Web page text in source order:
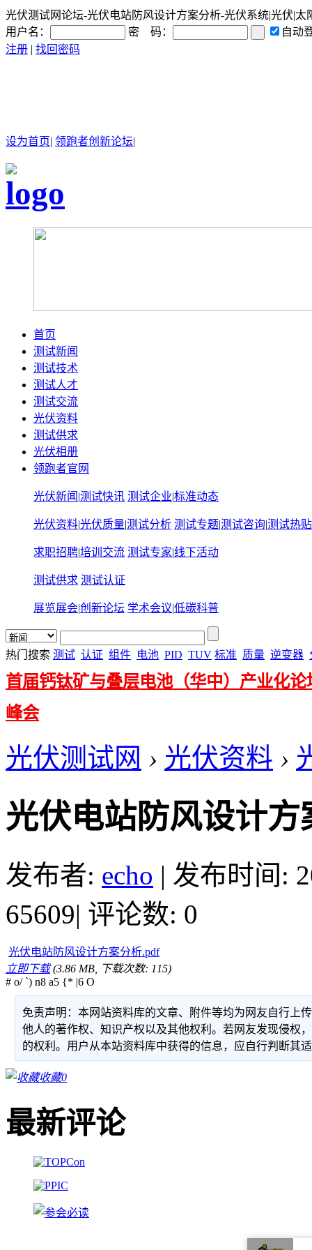
光伏测试网论坛-光伏电站防风设计方案分析-光伏系统|光伏|太
用户名：
密 码：
自动
注册 | 找回密码
设为首页| 领跑者创新论坛|
首页
测试新闻
测试技术
测试人才
测试交流
光伏资料
测试供求
光伏相册
领跑者官网
光伏新闻 |测试快讯 测试企业|标准动态
光伏资料|光伏质量|测试分析 测试专题|测试咨询|测试热贴
求职招聘|培训交流 测试专家|线下活动
测试供求 测试认证
展览展会|创新论坛 学术会议|低碳科普
热门搜索 测试 认证 组件 电池 PID TUV 标准 质量 逆变器
首届钙钛矿与叠层电池（华中）产业化论
峰会
光伏测试网 › 光伏资料 ›
光伏电站防风设计方
发布者: echo | 发布时间:
65609| 评论数: 0
光伏电站防风设计方案分析.pdf
立即下载(3.86 MB, 下载次数: 115)
# o/ `) n8 a5 {* |6 O
免责声明：本网站资料库的文章、附件等均为网友自行上
他人的著作权、知识产权以及其他权利。若网友发现侵权
的权利。用户从本站资料库中获得的信息，应自行判断其
收藏0
最新评论